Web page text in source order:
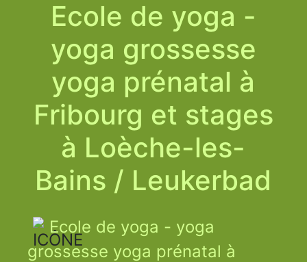
Ecole de yoga -
yoga grossesse
yoga prénatal à
Fribourg et stages
à Loèche-les-
Bains / Leukerbad
Ecole de yoga - yoga
grossesse yoga prénatal à